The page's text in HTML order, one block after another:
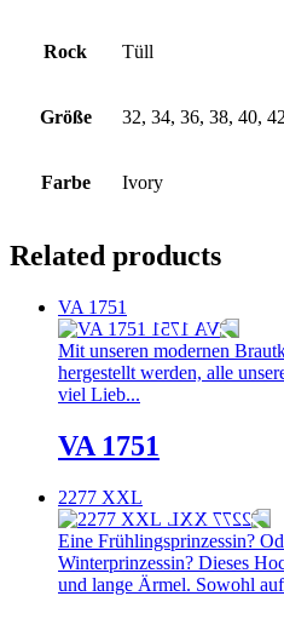
Rock Tüll
Größe 32, 34, 36, 38, 40,
Farbe Ivory
Related products
VA 1751
Mit unseren modernen
hergestellt werden, alle
viel Lieb...
VA 1751
2277 XXL
Eine Frühlingsprinzessin?
Winterprinzessin? Dieses
und lange Ärmel. Sowohl